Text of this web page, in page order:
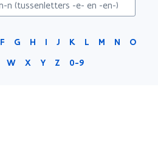
F G H I J K L M N
O
W X Y Z 0-9